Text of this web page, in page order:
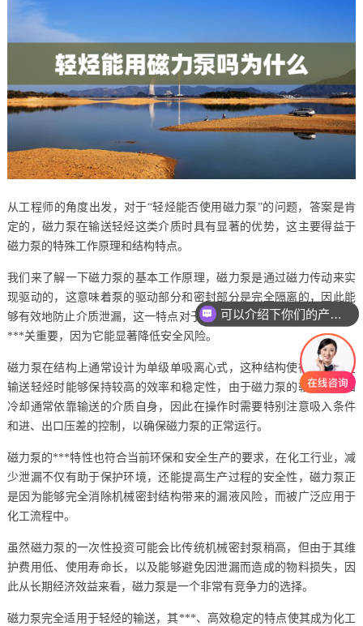
从工程师的角度出发，对于“轻烃能否使用磁力泵”的问题，答案是肯
定的，磁力泵在输送轻烃这类介质时具有显著的优势，这主要得益于
磁力泵的特殊工作原理和结构特点。
我们来了解一下磁力泵的基本工作原理，磁力泵是通过磁力传动来实
现驱动的，这意味着泵的驱动部分和密封部分是完全隔离的，因此能
够有效地防止介质泄漏，这一特点对于轻烃这类易燃、***的介质来说
***关重要，因为它能显著降低安全风险。
磁力泵在结构上通常设计为单级单吸离心式，这种结构使得磁力泵在
输送轻烃时能够保持较高的效率和稳定性，由于磁力泵的轴承润滑和
冷却通常依靠输送的介质自身，因此在操作时需要特别注意吸入条件
和进、出口压差的控制，以确保磁力泵的正常运行。
磁力泵的***特性也符合当前环保和安全生产的要求，在化工行业，减
少泄漏不仅有助于保护环境，还能提高生产过程的安全性，磁力泵正
是因为能够完全消除机械密封结构带来的漏液风险，而被广泛应用于
化工流程中。
虽然磁力泵的一次性投资可能会比传统机械密封泵稍高，但由于其维
护费用低、使用寿命长，以及能够避免因泄漏而造成的物料损失，因
此从长期经济效益来看，磁力泵是一个非常有竞争力的选择。
磁力泵完全适用于轻烃的输送，其***、高效稳定的特点使其成为化工